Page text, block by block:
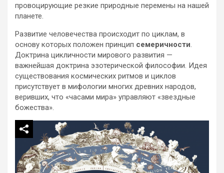
провоцирующие резкие природные перемены на нашей
планете.
Развитие человечества происходит по циклам, в
основу которых положен принцип семеричности.
Доктрина цикличности мирового развития —
важнейшая доктрина эзотерической философии. Идея
существования космических ритмов и циклов
присутствует в мифологии многих древних народов,
веривших, что «часами мира» управляют «звездные
божества».